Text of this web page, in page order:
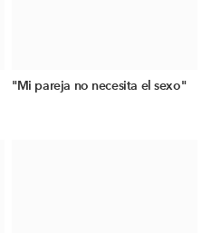
"Mi pareja no necesita el sexo"